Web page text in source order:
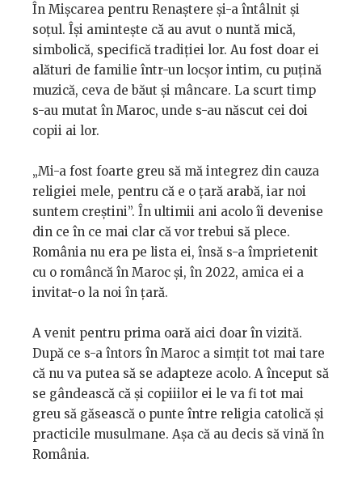
În Mișcarea pentru Renaștere și-a întâlnit și
soțul. Își amintește că au avut o nuntă mică,
simbolică, specifică tradiției lor. Au fost doar ei
alături de familie într-un locșor intim, cu puțină
muzică, ceva de băut și mâncare. La scurt timp
s-au mutat în Maroc, unde s-au născut cei doi
copii ai lor.
„Mi-a fost foarte greu să mă integrez din cauza
religiei mele, pentru că e o țară arabă, iar noi
suntem creștini”. În ultimii ani acolo îi devenise
din ce în ce mai clar că vor trebui să plece.
România nu era pe lista ei, însă s-a împrietenit
cu o româncă în Maroc și, în 2022, amica ei a
invitat-o la noi în țară.
A venit pentru prima oară aici doar în vizită.
După ce s-a întors în Maroc a simțit tot mai tare
că nu va putea să se adapteze acolo. A început să
se gândească că și copiiilor ei le va fi tot mai
greu să găsească o punte între religia catolică și
practicile musulmane. Așa că au decis să vină în
România.